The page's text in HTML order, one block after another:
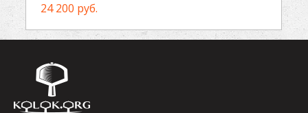
24 200 руб.